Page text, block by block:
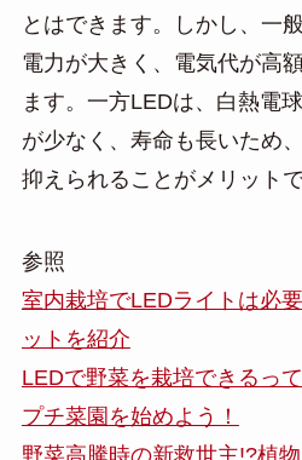
とはできます。しかし、一
電力が大きく、電気代が高
ます。一方LEDは、白熱電
が少なく、寿命も長いため
抑えられることがメリットで
参照
室内栽培でLEDライトは必
ットを紹介
LEDで野菜を栽培できるっ
プチ菜園を始めよう！